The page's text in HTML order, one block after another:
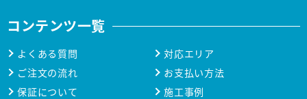
コンテンツ一覧
よくある質問
対応エリア
ご注文の流れ
お支払い方法
保証について
施工事例